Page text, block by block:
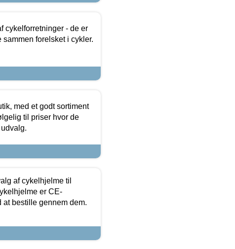
cykelforretninger - de er
forelsket i cykler.
med et godt sortiment
til priser hvor de
af cykelhjelme til
er CE-
bestille gennem dem.